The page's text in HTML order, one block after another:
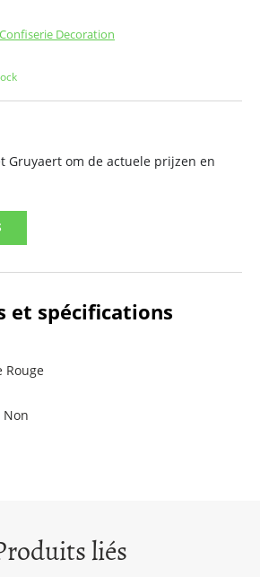
Decoration
Gruyaert om de actuele prijzen en
et spécifications
Rouge
Non
liés